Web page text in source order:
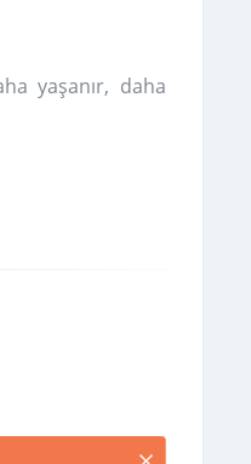
yaşanır, daha